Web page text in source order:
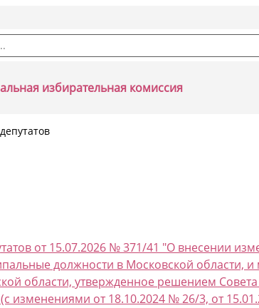
поиска
избирательная комиссия
от 15.07.2026 № 371/41 "О внесении
должности в Московской области, и
области, утвержденное решением Совета
изменениями от 18.10.2024 № 26/3, от